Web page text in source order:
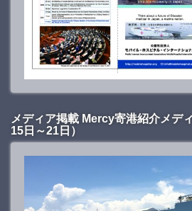
メディア掲載 Mercy寄港紹介メデ
15日～21日）